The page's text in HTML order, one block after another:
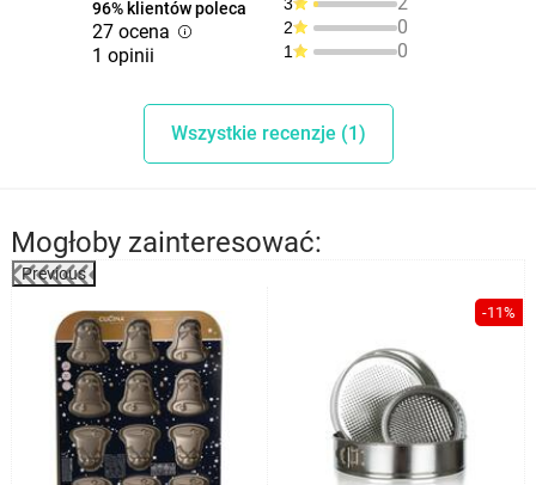
96% klientów poleca
27 ocena
1 opinii
2 0
1 0
Wszystkie recenzje (1)
Mogłoby zainteresować:
Previous
-11%